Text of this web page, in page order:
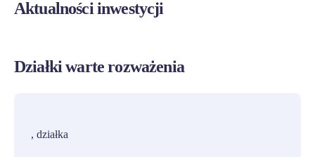
Aktualności inwestycji
Działki warte rozważenia
, działka